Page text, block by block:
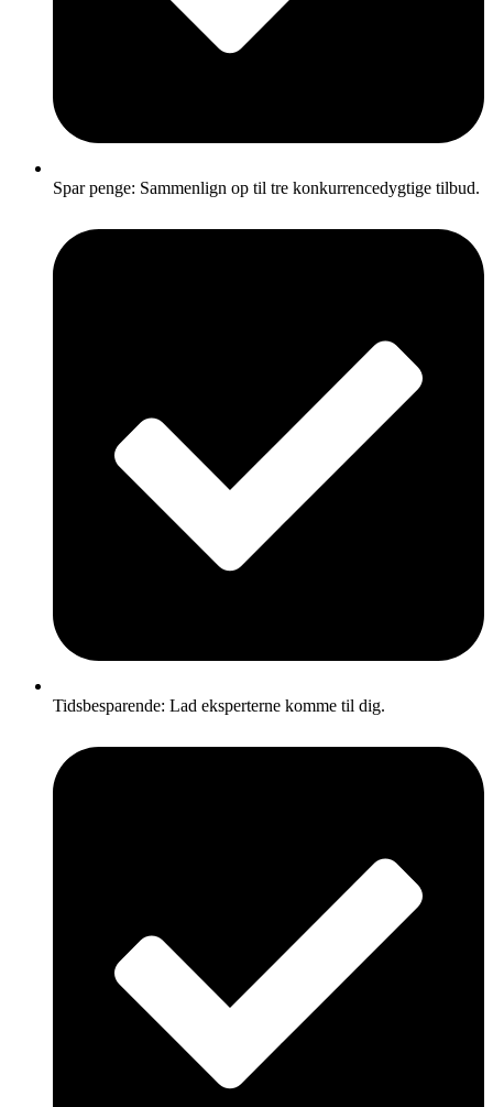
Spar penge: Sammenlign op til tre konkurrencedygtige tilbud.
Tidsbesparende: Lad eksperterne komme til dig.